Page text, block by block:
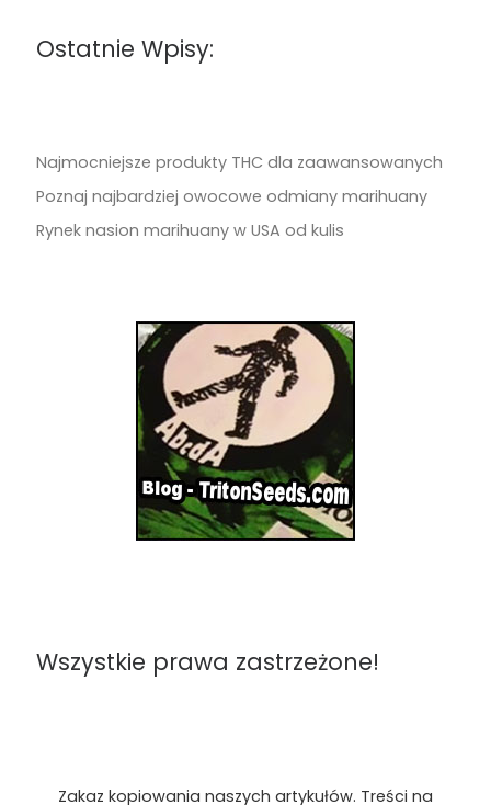
Ostatnie Wpisy:
Najmocniejsze produkty THC dla zaawansowanych
Poznaj najbardziej owocowe odmiany marihuany
Rynek nasion marihuany w USA od kulis
Wszystkie prawa zastrzeżone!
Zakaz kopiowania naszych artykułów. Treści na